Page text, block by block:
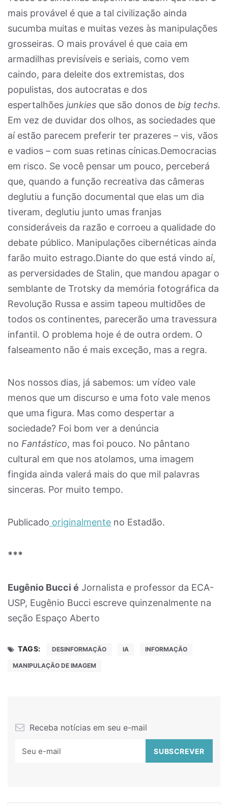
mais provável é que a tal civilização ainda
sucumba muitas e muitas vezes às manipulações
grosseiras. O mais provável é que caia em
armadilhas previsíveis e seriais, como vem
caindo, para deleite dos extremistas, dos
populistas, dos autocratas e dos
espertalhões junkies que são donos de big techs.
Em vez de duvidar dos olhos, as sociedades que
aí estão parecem preferir ter prazeres – vis, vãos
e vadios – com suas retinas cínicas.Democracias
em risco. Se você pensar um pouco, perceberá
que, quando a função recreativa das câmeras
deglutiu a função documental que elas um dia
tiveram, deglutiu junto umas franjas
consideráveis da razão e corroeu a qualidade do
debate público. Manipulações cibernéticas ainda
farão muito estrago.Diante do que está vindo aí,
as perversidades de Stalin, que mandou apagar o
semblante de Trotsky da memória fotográfica da
Revolução Russa e assim tapeou multidões de
todos os continentes, parecerão uma travessura
infantil. O problema hoje é de outra ordem. O
falseamento não é mais exceção, mas a regra.
Nos nossos dias, já sabemos: um vídeo vale
menos que um discurso e uma foto vale menos
que uma figura. Mas como despertar a
sociedade? Foi bom ver a denúncia
no Fantástico, mas foi pouco. No pântano
cultural em que nos atolamos, uma imagem
fingida ainda valerá mais do que mil palavras
sinceras. Por muito tempo.
Publicado originalmente no Estadão.
***
Eugênio Bucci é Jornalista e professor da ECA-
USP, Eugênio Bucci escreve quinzenalmente na
seção Espaço Aberto
TAGS: DESINFORMAÇÃO IA INFORMAÇÃO
MANIPULAÇÃO DE IMAGEM
Receba notícias em seu e-mail